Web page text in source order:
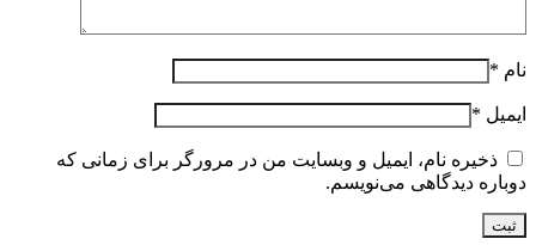
نام *
ایمیل *
ذخیره نام، ایمیل و وبسایت من در مرورگر برای زمانی که
دوباره دیدگاهی می‌نویسم.